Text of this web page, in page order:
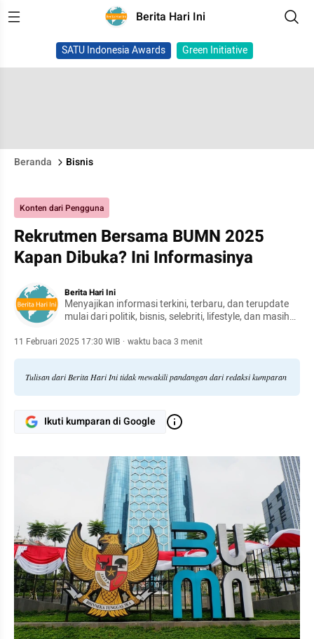
Berita Hari Ini
SATU Indonesia Awards Green Initiative
Beranda Bisnis
Konten dari Pengguna
Rekrutmen Bersama BUMN 2025
Kapan Dibuka? Ini Informasinya
Berita Hari Ini
Menyajikan informasi terkini, terbaru, dan terupdate
mulai dari politik, bisnis, selebriti, lifestyle, dan masih
11 Februari 2025 17:30 WIB · waktu baca 3 menit
Tulisan dari Berita Hari Ini tidak mewakili pandangan dari redaksi kumparan
Ikuti kumparan di Google